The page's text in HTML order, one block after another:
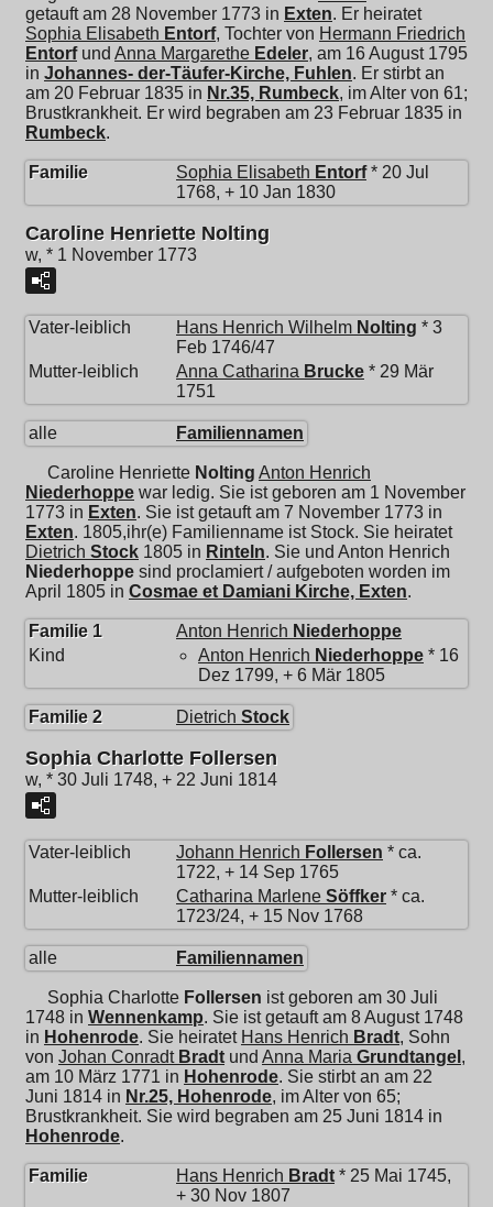
getauft am 28 November 1773 in Exten. Er heiratet
Sophia Elisabeth Entorf, Tochter von Hermann Friedrich
Entorfund Anna Margarethe Edeler, am 16 August 1795
in Johannes- der-Täufer-Kirche, Fuhlen. Er stirbt an
am 20 Februar 1835 in Nr.35, Rumbeck, im Alter von 61;
Brustkrankheit. Er wird begraben am 23 Februar 1835 in
Rumbeck.
Familie Sophia Elisabeth Entorf* 20 Jul
1768, + 10 Jan 1830
Caroline Henriette Nolting
w, * 1 November 1773
Vater-leiblich Hans Henrich Wilhelm Nolting * 3
Feb 1746/47
Mutter-leiblich
Anna Catharina Brucke * 29 Mär
1751
alle Familiennamen
Caroline Henriette Nolting Anton Henrich
Niederhoppe war ledig. Sie ist geboren am 1 November
1773 in Exten. Sie ist getauft am 7 November 1773 in
Exten. 1805,ihr(e) Familienname ist Stock. Sie heiratet
Dietrich Stock 1805 in Rinteln. Sie und Anton Henrich
Niederhoppe sind proclamiert / aufgeboten worden im
April 1805 in Cosmae et Damiani Kirche, Exten.
Familie 1 Anton Henrich Niederhoppe
Kind
Anton Henrich Niederhoppe * 16
Dez 1799, + 6 Mär 1805
Familie 2 Dietrich Stock
Sophia Charlotte Follersen
w, * 30 Juli 1748, + 22 Juni 1814
Vater-leiblich Johann Henrich Follersen * ca.
1722, + 14 Sep 1765
Mutter-leiblich
Catharina Marlene Söffker * ca.
1723/24, + 15 Nov 1768
alle Familiennamen
Sophia Charlotte Follersen ist geboren am 30 Juli
1748 in Wennenkamp. Sie ist getauft am 8 August 1748
in Hohenrode. Sie heiratet Hans Henrich Bradt, Sohn
von Johan Conradt Bradt und Anna Maria Grundtangel ,
am 10 März 1771 in Hohenrode. Sie stirbt an am 22
Juni 1814 in Nr.25, Hohenrode, im Alter von 65;
Brustkrankheit. Sie wird begraben am 25 Juni 1814 in
Hohenrode.
Familie Hans Henrich Bradt * 25 Mai 1745,
+ 30 Nov 1807